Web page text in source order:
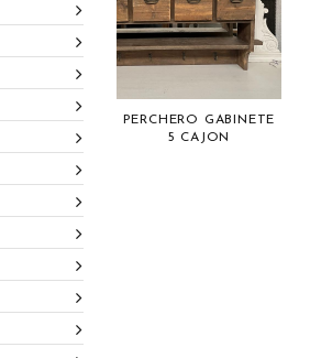
PERCHERO GABINETE
5 CAJON